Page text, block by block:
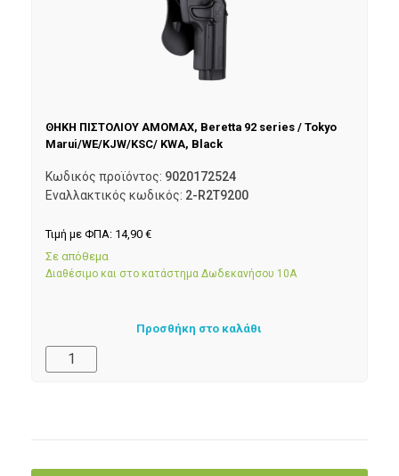
ΘΗΚΗ ΠΙΣΤΟΛΙΟΥ AMOMAX, Beretta 92 series / Tokyo
Marui/WE/KJW/KSC/ KWA, Black
Κωδικός προϊόντος: 9020172524
Εναλλακτικός κωδικός: 2-R2T9200
Τιμή με ΦΠΑ: 14,90 €
Σε απόθεμα
Διαθέσιμο και στο κατάστημα Δωδεκανήσου 10Α
Προσθήκη στο καλάθι